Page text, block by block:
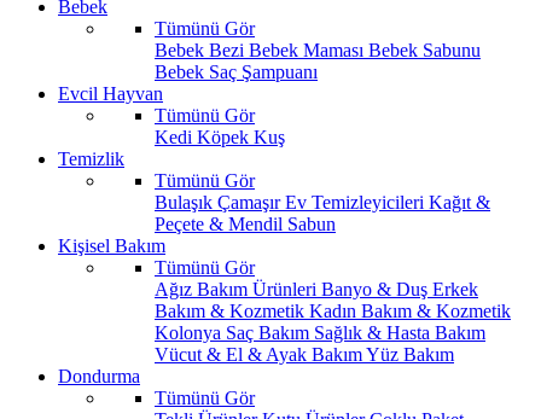
Bebek
Tümünü Gör
Bebek Bezi Bebek Maması Bebek Sabunu
Bebek Saç Şampuanı
Evcil Hayvan
Tümünü Gör
Kedi Köpek Kuş
Temizlik
Tümünü Gör
Bulaşık ÇamaşırEv Temizleyicileri Kağıt &
Peçete & Mendil Sabun
Kişisel Bakım
Tümünü Gör
Ağız Bakım Ürünleri Banyo & Duş Erkek
Bakım & Kozmetik Kadın Bakım & Kozmetik
Kolonya Saç Bakım Sağlık & Hasta Bakım
Vücut & El & Ayak BakımYüz Bakım
Dondurma
Tümünü Gör